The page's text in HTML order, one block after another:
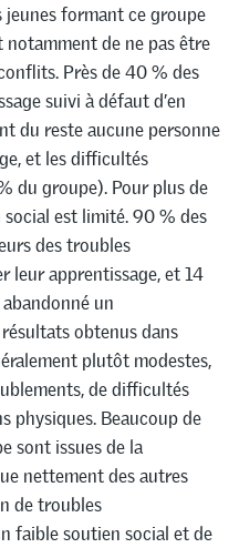
formant ce groupe
notamment de ne pas être
Près de 40 % des
suivi à défaut d’en
du reste aucune personne
et les difficultés
du groupe). Pour plus de
est limité. 90 % des
des troubles
leur apprentissage, et 14
un
obtenus dans
plutôt modestes,
de difficultés
physiques. Beaucoup de
sont issues de la
nettement des autres
de troubles
faible soutien social et de